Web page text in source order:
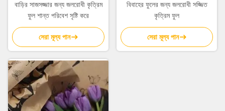
বাড়ির সাজসজ্জার জন্য জলরোধী কৃত্রিম
ফুল শান্ত পরিবেশ সৃষ্টি করে
সেরা মূল্য পান
বিবাহের ফুলের জন্য জলরোধী সজ্জিত
কৃত্রিম ফুল
সেরা মূল্য পান